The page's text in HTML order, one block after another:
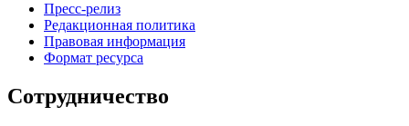
Пресс-релиз
Редакционная политика
Правовая информация
Формат ресурса
Сотрудничество